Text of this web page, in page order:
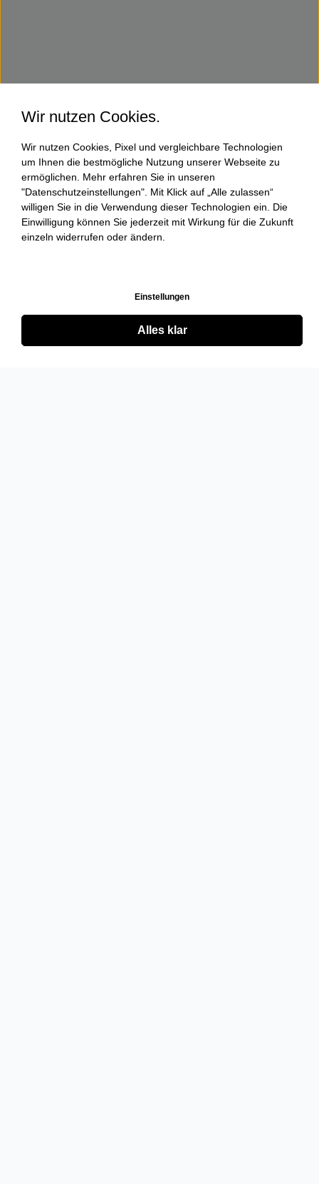
Wir nutzen Cookies.
Wir nutzen Cookies, Pixel und vergleichbare Technologien
um Ihnen die bestmögliche Nutzung unserer Webseite zu
ermöglichen. Mehr erfahren Sie in unseren
"Datenschutzeinstellungen". Mit Klick auf „Alle zulassen“
willigen Sie in die Verwendung dieser Technologien ein. Die
Einwilligung können Sie jederzeit mit Wirkung für die Zukunft
einzeln widerrufen oder ändern.
Einstellungen
Alles klar